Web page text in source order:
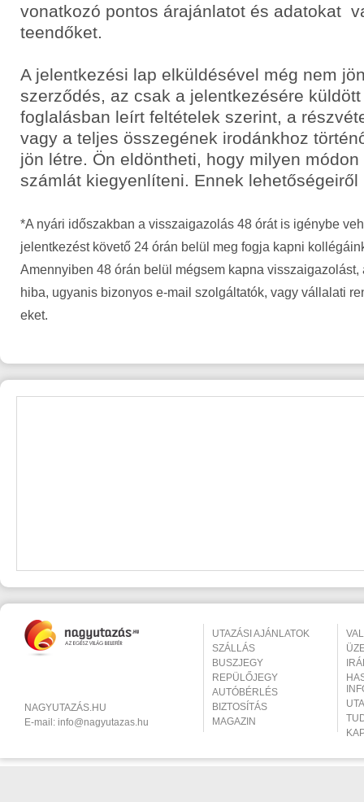
vonatkozó pontos árajánlatot és adatokat
teendőket.
A jelentkezési lap elküldésével még nem
szerződés, az csak a jelentkezésére
foglalásban leírt feltételek szerint, a
vagy a teljes összegének irodánkhoz
jön létre. Ön eldöntheti, hogy milyen
számlát kiegyenlíteni. Ennek lehetőségeiről
*A nyári időszakban a visszaigazolás 48 órát is igénybe
jelentkezést követő 24 órán belül meg fogja kapni
Amennyiben 48 órán belül mégsem kapna
hiba, ugyanis bizonyos e-mail szolgáltatók, vagy vállalati
eket.
NAGYUTAZÁS.HU
E-mail: info@nagyutazas.hu
UTAZÁSI AJÁNLATOK
SZÁLLÁS
BUSZJEGY
REPÜLŐJEGY
AUTÓBÉRLÉS
BIZTOSÍTÁS
MAGAZIN